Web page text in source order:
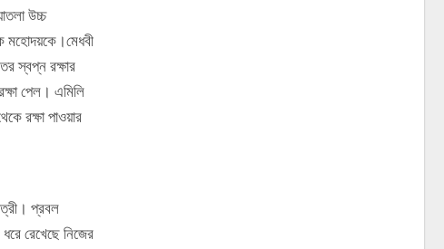
উচ্চ
মহোদয়কে।মেধবী
স্বপ্ন রক্ষার
পেল। এমিলি
রক্ষা পাওয়ার
প্রবল
রেখেছে নিজের